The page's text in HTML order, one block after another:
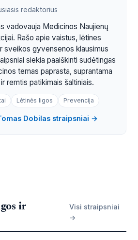
redaktorius
vadovauja Medicinos Naujienų
Rašo apie vaistus, lėtines
sveikos gyvensenos klausimus
siekia paaiškinti sudėtingas
temas paprasta, suprantama
ir remtis patikimais šaltiniais.
Lėtinės ligos Prevencija
Dobilas straipsniai →
ir
Visi straipsniai
→